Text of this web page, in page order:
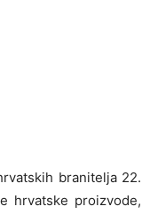
branitelja 22.
hrvatske proizvode,